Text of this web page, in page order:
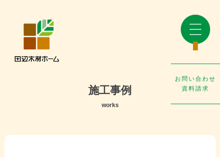
お問い合わせ
資料請求
施工事例
works